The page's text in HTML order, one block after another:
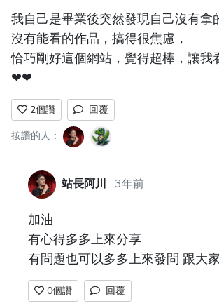
我自己是畢業後突然發現自己沒有拿
沒有能看的作品，搞得很焦慮，
恰巧剛好這個網站，覺得超棒，讓我
❤❤
2個讚
回覆
按讚的人：
站長阿川 3年前
加油
有心得多多上來分享
有問題也可以多多上來發問 跟大
0個讚 回覆